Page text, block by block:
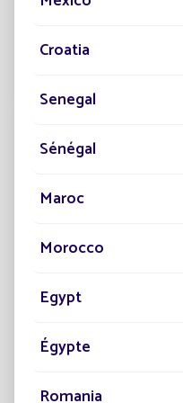
public pour ses
Un éclairage public en
24/07/2025
Croatia
Senegal
Sénégal
Maroc
Morocco
Egypt
Égypte
Romania